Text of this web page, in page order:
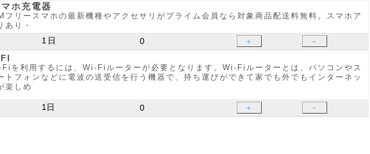
マホ充電器
フリースマホの最新機種やアクセサリがプライム会員なら対象商品配送料無料。スマホア
あり・
＋ －
を利用するには、Wi-Fiルーターが必要となります。Wi-Fiルーターとは、パソコンやス
トフォンなどに電波の送受信を行う機器で、持ち運びができて家でも外でもインターネッ
楽しめ
＋ －